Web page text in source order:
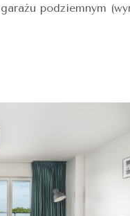
podziemnym